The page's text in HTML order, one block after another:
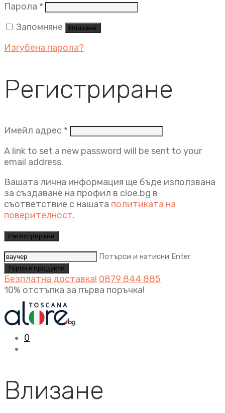
Парола * Задължително
Запомняне
Влизане
Изгубена парола?
Регистриране
Имейл адрес * Задължително
A link to set a new password will be sent to your
email address.
Вашата лична информация ще бъде използвана
за създаване на профил в cloe.bg в
съответствие с нашата политиката на
поверителност.
Регистриране
Потърси и натисни Enter
Безплатна доставка! 0879 844 885
10% отстъпка за първа поръчка!
0
Влизане